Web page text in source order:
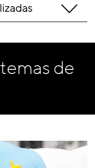
de